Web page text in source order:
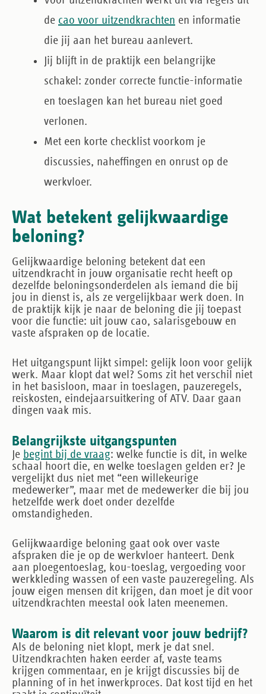
de cao voor uitzendkrachten en informatie
die jij aan het bureau aanlevert.
Jij blijft in de praktijk een belangrijke
schakel: zonder correcte functie-informatie
en toeslagen kan het bureau niet goed
verlonen.
Met een korte checklist voorkom je
discussies, naheffingen en onrust op de
werkvloer.
Wat betekent gelijkwaardige
beloning?
Gelijkwaardige beloning betekent dat een
uitzendkracht in jouw organisatie recht heeft op
dezelfde beloningsonderdelen als iemand die bij
jou in dienst is, als ze vergelijkbaar werk doen. In
de praktijk kijk je naar de beloning die jij toepast
voor die functie: uit jouw cao, salarisgebouw en
vaste afspraken op de locatie.
Het uitgangspunt lijkt simpel: gelijk loon voor gelijk
werk. Maar klopt dat wel? Soms zit het verschil niet
in het basisloon, maar in toeslagen, pauzeregels,
reiskosten, eindejaarsuitkering of ATV. Daar gaan
dingen vaak mis.
Belangrijkste uitgangspunten
Je begint bij de vraag: welke functie is dit, in welke
schaal hoort die, en welke toeslagen gelden er? Je
vergelijkt dus niet met “een willekeurige
medewerker”, maar met de medewerker die bij jou
hetzelfde werk doet onder dezelfde
omstandigheden.
Gelijkwaardige beloning gaat ook over vaste
afspraken die je op de werkvloer hanteert. Denk
aan ploegentoeslag, kou-toeslag, vergoeding voor
werkkleding wassen of een vaste pauzeregeling. Als
jouw eigen mensen dit krijgen, dan moet je dit voor
uitzendkrachten meestal ook laten meenemen.
Waarom is dit relevant voor jouw bedrijf?
Als de beloning niet klopt, merk je dat snel.
Uitzendkrachten haken eerder af, vaste teams
krijgen commentaar, en je krijgt discussies bij de
planning of in het inwerkproces. Dat kost tijd en het